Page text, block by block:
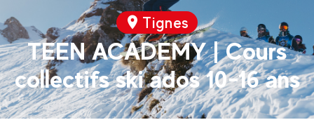
Tignes
TEEN ACADEMY | Cours
collectifs ski ados 10-16 ans